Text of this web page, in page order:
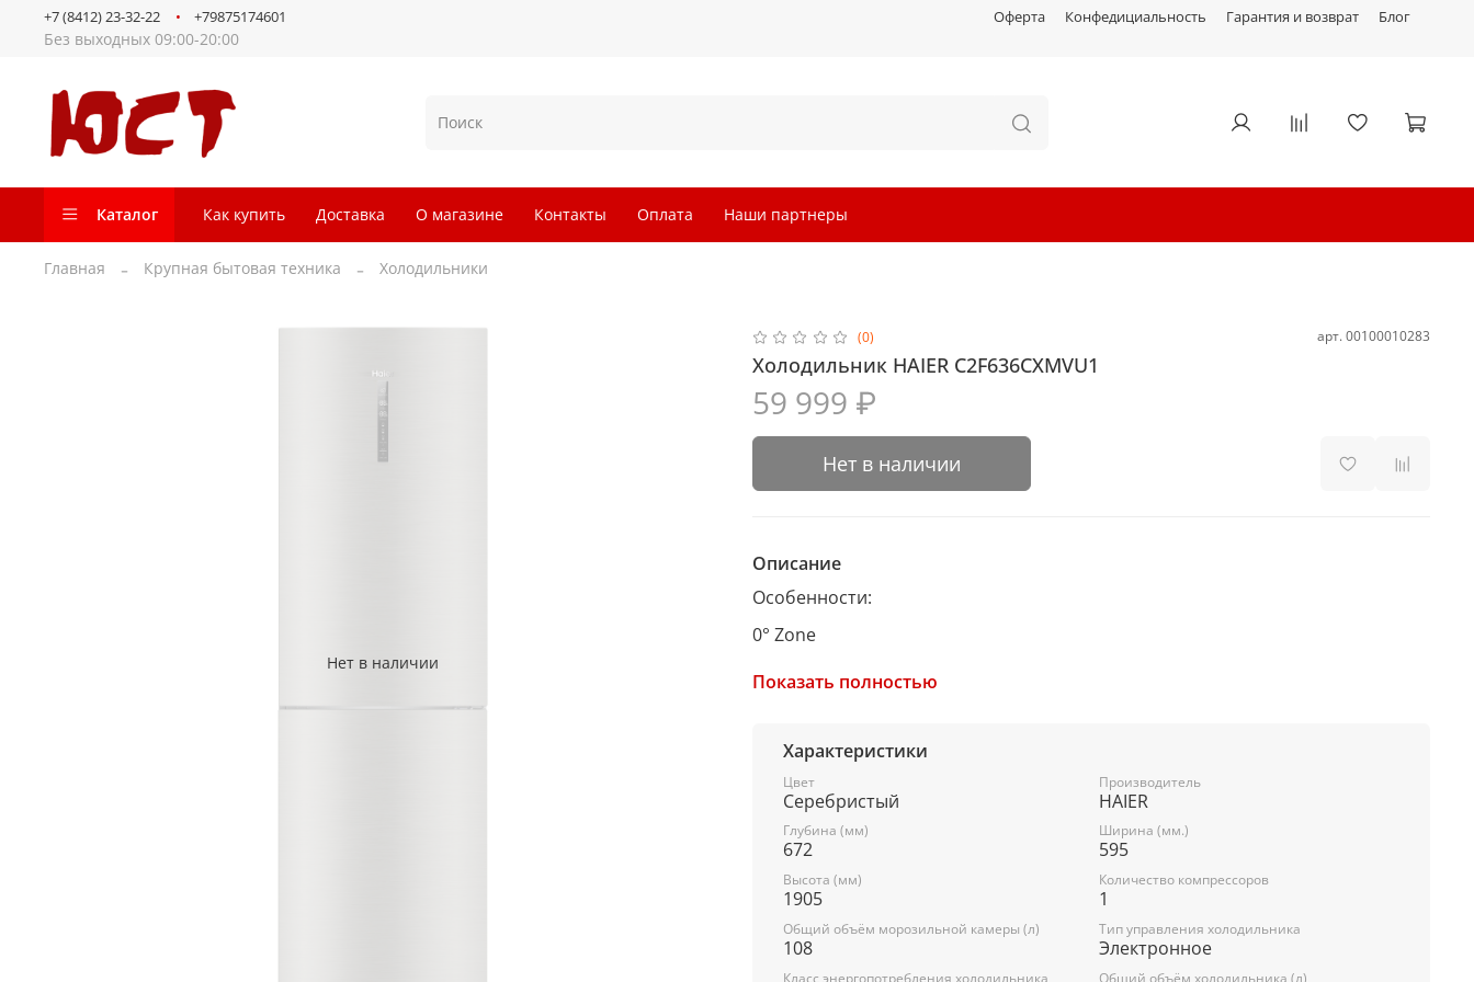
Оферта Конфедициальность Гарантия и возврат Блог
Без выходных 09:00-20:00
+7 (8412) 23-32-22 +79875174601
Каталог Как купить Доставка О магазине Контакты Оплата Наши партнеры
Главная Крупная бытовая техника Холодильники
Нет в наличии
(0) арт.00100010283
Холодильник HAIER C2F636CXMVU1
59 999 ₽
Нет в наличии
Описание
Особенности:
0° Zone
Регулируемая влажность и температура около 0 градусов - специальная зона
для качественного хранения мяса, рыбы, морепродуктов, сыров и молочных
Технология MultiFlow
Равномерное распределение воздушных потоков по холодильному
отделению и точное поддержание оптимальной температуры для хранения
продуктов.
Total NoFrost
Показать полностью
Характеристики
Цвет
Серебристый
Производитель
HAIER
Глубина (мм)
672
Ширина (мм.)
595
Высота (мм)
1905
Количество компрессоров
1
Общий объём морозильной камеры (л)
108
Тип управления холодильника
Электронное
Класс энергопотребления холодильника Общий объём холодильника (л)